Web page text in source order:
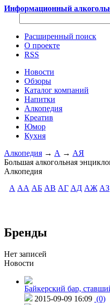
Информационный
Расширенный поиск
О проекте
RSS
Новости
Обзоры
Каталог компаний
Напитки
Алкопедия
Креатив
Юмор
Кухня
Алкопедия → А → АЯ
Большая алкогольная
Алкопедия
А АА АБ АВ АГ АД АЖ АЗ
Бренды
Нет записей
Новости
Байкерский бар,
2015-09-09 16:09 (0)